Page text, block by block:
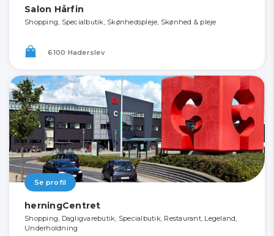
Salon Hårfin
Shopping, Specialbutik, Skønhedspleje, Skønhed & pleje
6100 Haderslev
Se profil
herningCentret
Shopping, Dagligvarebutik, Specialbutik, Restaurant, Legeland,
Underholdning